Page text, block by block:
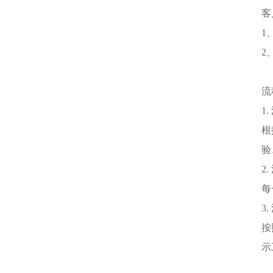
客
1
2
流
1.
根
验
2.
每
3.
按
示